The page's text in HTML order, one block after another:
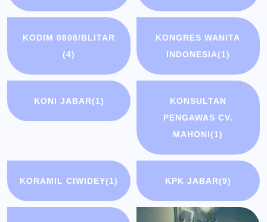
KODIM 0808/BLITAR
(4)
KONGRES WANITA
INDONESIA(1)
KONI JABAR(1)
KONSULTAN
PENGAWAS CV.
MAHONI(1)
KORAMIL CIWIDEY(1) KPK JABAR(9)